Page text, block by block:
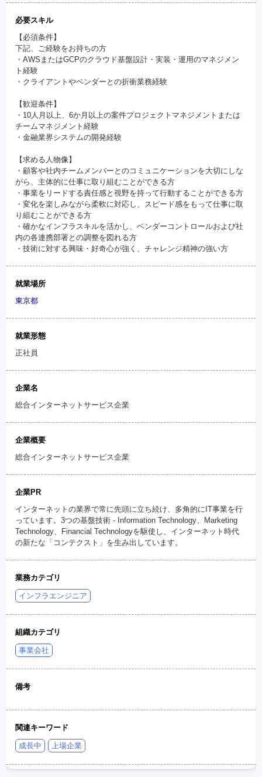
必要スキル
【必須条件】
下記、ご経験をお持ちの方
・AWSまたはGCPのクラウド基盤設計・実装・運用のマネジメン
ト経験
・クライアントやベンダーとの折衝業務経験
【歓迎条件】
・10人月以上、6か月以上の案件プロジェクトマネジメントまたは
チームマネジメント経験
・金融業界システムの開発経験
【求める人物像】
・顧客や社内チームメンバーとのコミュニケーションを大切にしな
がら、主体的に仕事に取り組むことができる方
・事業をリードする責任感と視野を持って行動することができる方
・変化を楽しみながら柔軟に対応し、スピード感をもって仕事に取
り組むことができる方
・確かなインフラスキルを活かし、ベンダーコントロールおよび社
内の各連携部署との調整を図れる方
・技術に対する興味・好奇心が強く、チャレンジ精神の強い方
就業場所
東京都
就業形態
正社員
企業名
総合インターネットサービス企業
企業概要
総合インターネットサービス企業
企業PR
インターネットの業界で常に先頭に立ち続け、多角的にIT事業を行
っています。3つの基盤技術 - Information Technology、Marketing
Technology、Financial Technologyを駆使し、インターネット時代
の新たな「コンテクスト」を生み出しています。
業務カテゴリ
インフラエンジニア
組織カテゴリ
事業会社
備考
関連キーワード
成長中 上場企業